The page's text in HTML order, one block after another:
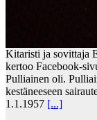
Kitaristi ja sovittaja
kertoo Facebook-
Pulliainen oli.
kestäneeseen
1.1.1957 [...]